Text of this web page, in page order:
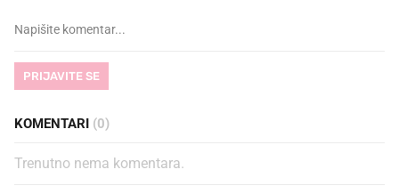
PRIJAVITE SE
KOMENTARI (0)
Trenutno nema komentara.